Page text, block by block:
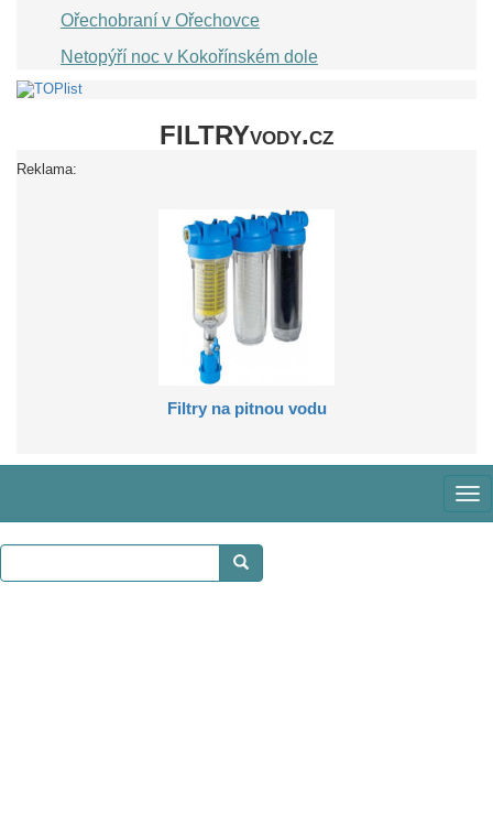
Ořechobraní v Ořechovce
Netopýří noc v Kokořínském dole
FILTRYvody.cz
Reklama:
Filtry na pitnou vodu